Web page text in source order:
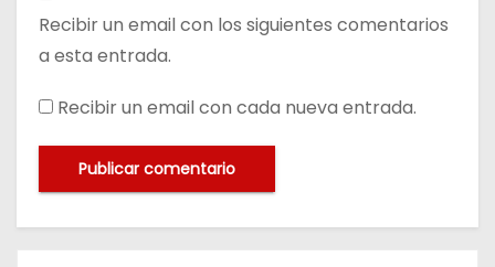
Recibir un email con los siguientes comentarios
a esta entrada.
Recibir un email con cada nueva entrada.